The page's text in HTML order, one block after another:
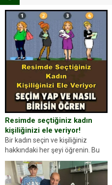
Resimde seçtiğiniz kadın
kişiliğinizi ele veriyor!
Bir kadın seçin ve kişiliğiniz
hakkındaki her şeyi öğrenin. Bu
kez karşınıza oldukça farklı bir
kişilik testiyle çıkıyoruz. Resimde
gördüğünüz kadın figürlerinden